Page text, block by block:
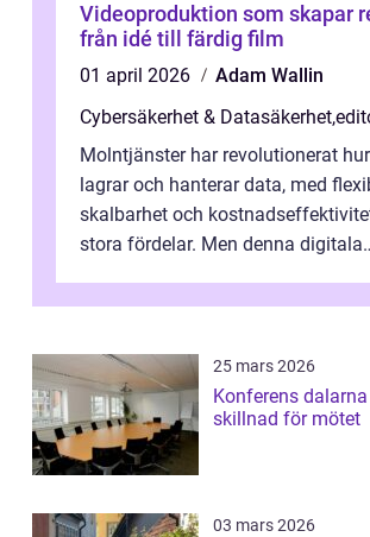
Videoproduktion som skapar
från idé till färdig film
01 april 2026
Adam Wallin
Cybersäkerhet & Datasäkerhet,
Molntjänster har revolutionerat
lagrar och hanterar data, med
skalbarhet och
stora fördelar. Men denna digitala
25 mars 2026
Konferens dalarna när miljön gör
skillnad för mötet
03 mars 2026